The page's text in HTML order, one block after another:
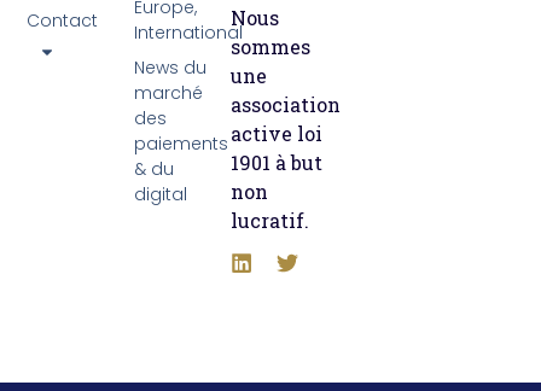
Nous
sommes
une
association
active loi
1901 à but
non
lucratif.
Europe,
International
News du
marché
des
paiements
& du
digital
Contact